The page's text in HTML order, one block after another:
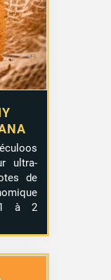
ultra-
de
1 à 2